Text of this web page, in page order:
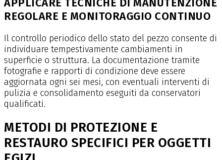
REGOLARE E MONITORAGGIO CONTINUO
Il controllo periodico dello stato del pezzo consente di
individuare tempestivamente cambiamenti in
superficie o struttura. La documentazione tramite
fotografie e rapporti di condizione deve essere
aggiornata ogni sei mesi, con eventuali interventi di
pulizia e consolidamento eseguiti da conservatori
qualificati.
METODI DI PROTEZIONE E
RESTAURO SPECIFICI PER OGGETTI